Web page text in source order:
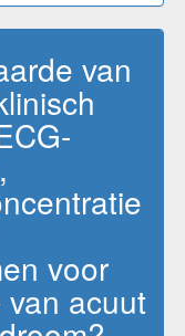
van
voor
acuut